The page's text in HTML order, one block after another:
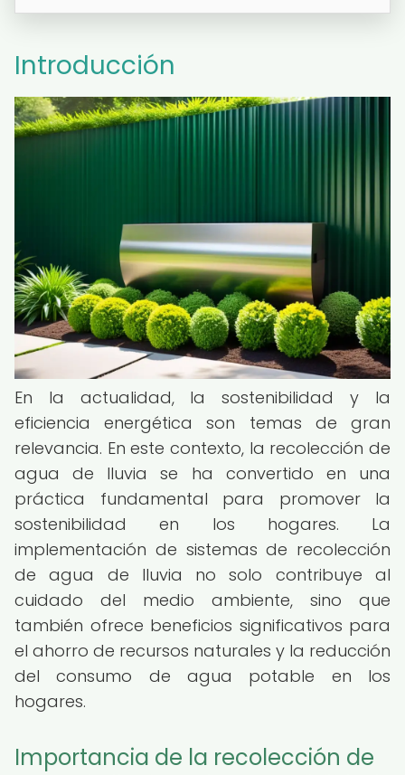
Introducción
En la actualidad, la sostenibilidad y la
eficiencia energética son temas de gran
relevancia. En este contexto, la recolección de
agua de lluvia se ha convertido en una
práctica fundamental para promover la
sostenibilidad en los hogares. La
implementación de sistemas de recolección
de agua de lluvia no solo contribuye al
cuidado del medio ambiente, sino que
también ofrece beneficios significativos para
el ahorro de recursos naturales y la reducción
del consumo de agua potable en los
hogares.
Importancia de la recolección de